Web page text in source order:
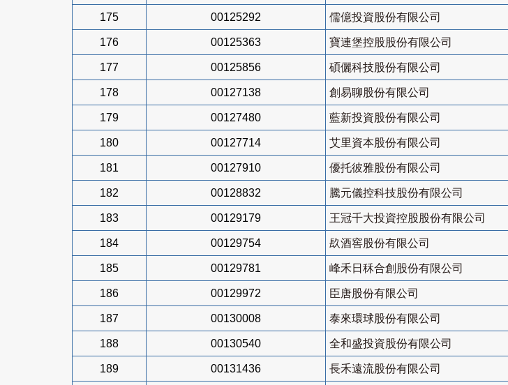
175 00125292 儒億投資股份有限公司
176 00125363 寶連堡控股股份有限公司
177 00125856 碩儷科技股份有限公司
178 00127138 創易聊股份有限公司
179 00127480 藍新投資股份有限公司
180 00127714 艾里資本股份有限公司
181 00127910 優托彼雅股份有限公司
182 00128832 騰元儀控科技股份有限公司
183 00129179 王冠千大投資控股股份有限公司
184 00129754 镹酒窖股份有限公司
185 00129781 峰禾日秝合創股份有限公司
186 00129972 臣唐股份有限公司
187 00130008 泰來環球股份有限公司
188 00130540 全和盛投資股份有限公司
189 00131436 長禾遠流股份有限公司